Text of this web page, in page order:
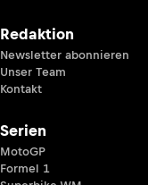
Redaktion
Newsletter abonnieren
Unser Team
Kontakt
Serien
MotoGP
Formel 1